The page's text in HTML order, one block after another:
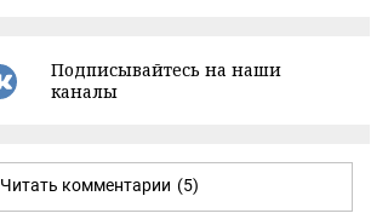
Подписывайтесь на наши
каналы
Читать комментарии (5)